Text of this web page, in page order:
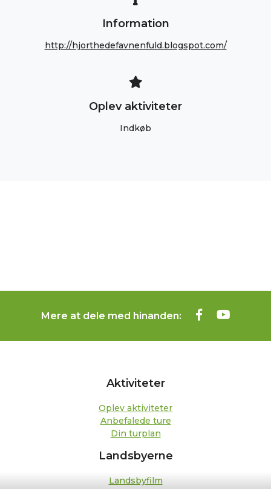
Information
http://hjorthedefavnenfuld.blogspot.com/
Oplev aktiviteter
Indkøb
Mere at dele med hinanden:
Aktiviteter
Oplev aktiviteter
Anbefalede ture
Din turplan
Landsbyerne
Landsbyfilm